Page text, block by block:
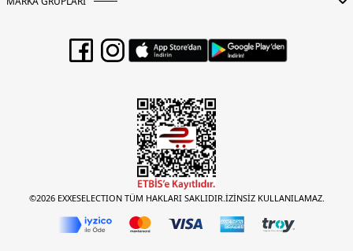
©2026 EXXESELECTION TÜM HAKLARI SAKLIDIR.İZİNSİZ KULLANILAMAZ.